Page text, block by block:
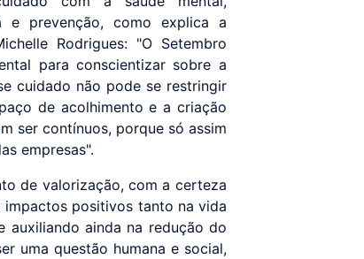
e prevenção, como explica a
Rodrigues: "O Setembro
para conscientizar sobre a
cuidado não pode se restringir
de acolhimento e a criação
ser contínuos, porque só assim
empresas".
de valorização, com a certeza
positivos tanto na vida
auxiliando ainda na redução do
uma questão humana e social,